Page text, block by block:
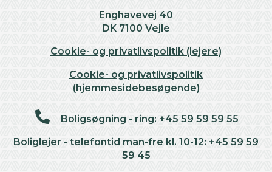
Enghavevej 40
DK 7100 Vejle
Cookie- og privatlivspolitik (lejere)
Cookie- og privatlivspolitik
(hjemmesidebesøgende)
Boligsøgning - ring: +45 59 59 59 55
Boliglejer - telefontid man-fre kl. 10-12: +45 59 59
59 45